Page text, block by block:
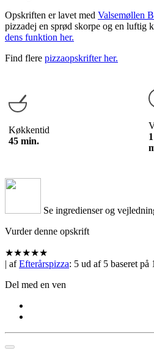
Opskriften er lavet med Valsemøllen
pizzadej en sprød skorpe og en luftig
dens funktion her.
Find flere pizzaopskrifter her.
Køkkentid
45 min.
Se ingredienser og
Vurder denne opskrift
★★★★★
| afEfterårspizza: 5 ud af 5 baseret på 1
Del med en ven